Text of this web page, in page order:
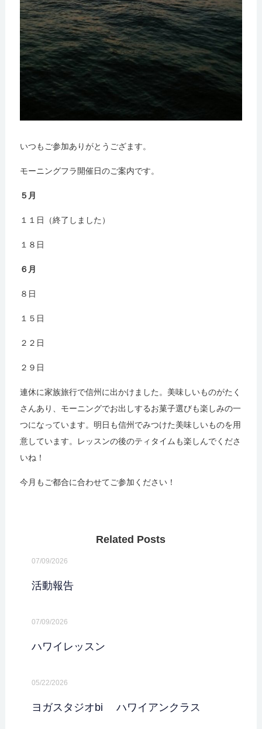
いつもご参加ありがとうござます。
モーニングフラ開催日のご案内です。
５月
１１日（終了しました）
１８日
６月
８日
１５日
２２日
２９日
連休に家族旅行で信州に出かけました。美味しいものがたく
さんあり、モーニングでお出しするお菓子選びも楽しみの一
つになっています。明日も信州でみつけた美味しいものを用
意しています。レッスンの後のティタイムも楽しんでくださ
いね！
今月もご都合に合わせてご参加ください！
Related Posts
07/09/2026
活動報告
07/09/2026
ハワイレッスン
05/22/2026
ヨガスタジオbi ハワイアンクラス